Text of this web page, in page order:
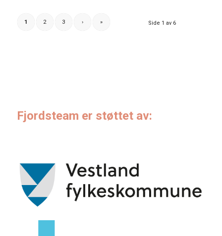
Side 1 av 6
1 2 3 › »
Fjordsteam er støttet av: